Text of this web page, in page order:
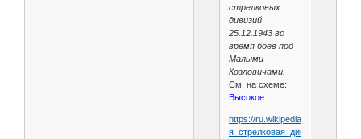
стрелковых
дивизий
25.12.1943 во
время боев под
Малыми
Козловичами.
См. на схеме:
Высокое
https://ru.wikipedia.org/wiki/41-
я_стрелковая_дивизия_